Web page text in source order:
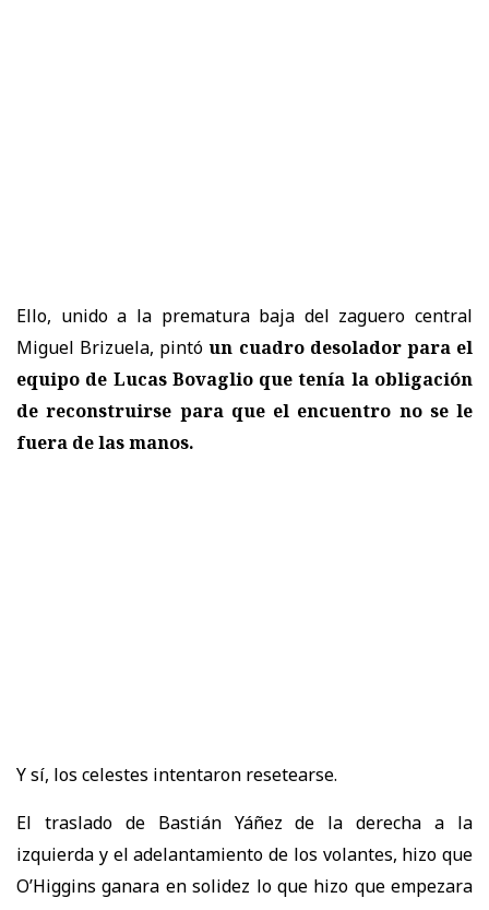
Ello, unido a la prematura baja del zaguero central
Miguel Brizuela, pintóun cuadro desolador para el
equipo de Lucas Bovaglio que tenía la obligación
de reconstruirse para que el encuentro no se le
fuera de las manos.
Y sí, los celestes intentaron resetearse.
El traslado de Bastián Yáñez de la derecha a la
izquierda y el adelantamiento de los volantes, hizo que
O’Higgins ganara en solidez lo que hizo que empezara